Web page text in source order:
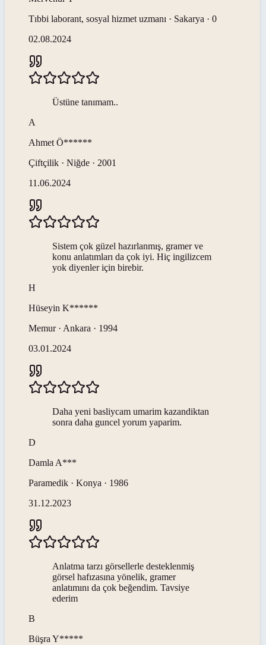
Tıbbi laborant, sosyal hizmet uzmanı · Sakarya · 0
02.08.2024
Üstüne tanımam..
A
Ahmet Ö******
Çiftçilik · Niğde · 2001
11.06.2024
Sistem çok güzel hazırlanmış, gramer ve
konu anlatımları da çok iyi. Hiç ingilizcem
yok diyenler için birebir.
H
Hüseyin K******
Memur · Ankara · 1994
03.01.2024
Daha yeni basliycam umarim kazandiktan
sonra daha guncel yorum yaparim.
D
Damla A***
Paramedik · Konya · 1986
31.12.2023
Anlatma tarzı görsellerle desteklenmiş
görsel hafızasına yönelik, gramer
anlatımını da çok beğendim. Tavsiye
ederim
B
Büşra Y*****